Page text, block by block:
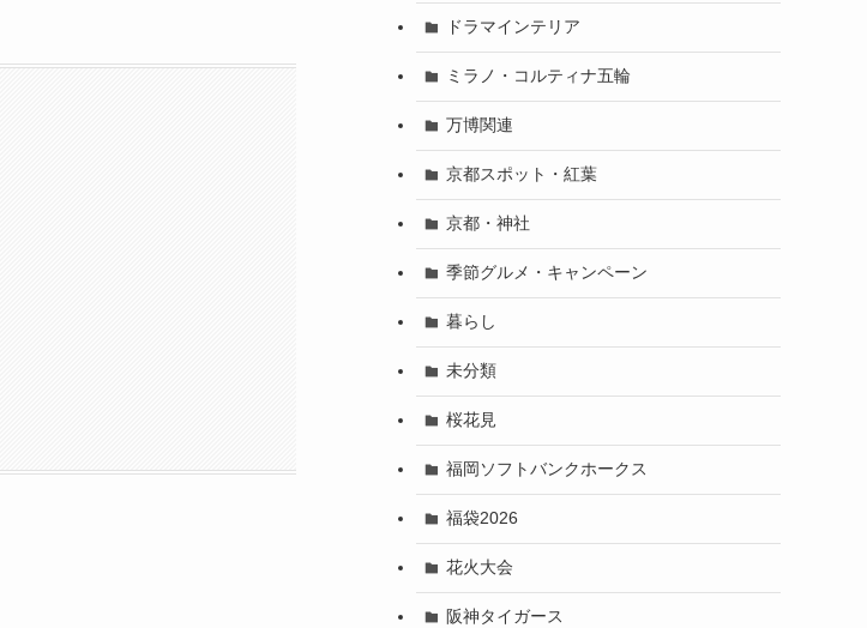
ドラマインテリア
ミラノ・コルティナ五輪
万博関連
京都スポット・紅葉
京都・神社
季節グルメ・キャンペーン
暮らし
未分類
桜花見
福岡ソフトバンクホークス
福袋2026
花火大会
阪神タイガース